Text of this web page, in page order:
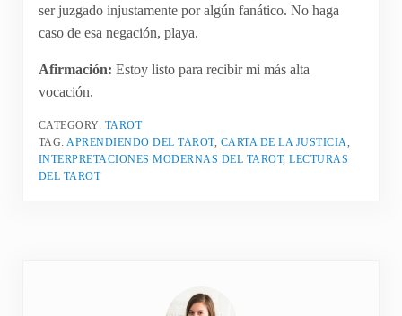
ser juzgado injustamente por algún fanático. No haga
caso de esa negación, playa.
Afirmación: Estoy listo para recibir mi más alta
vocación.
CATEGORY: TAROT
TAG: APRENDIENDO DEL TAROT, CARTA DE LA JUSTICIA
INTERPRETACIONES MODERNAS DEL TAROT,LECTURAS
DEL TAROT